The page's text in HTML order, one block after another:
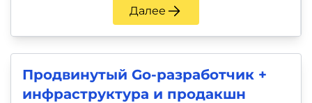
Далее
Продвинутый Go-разработчик +
инфраструктура и продакшн